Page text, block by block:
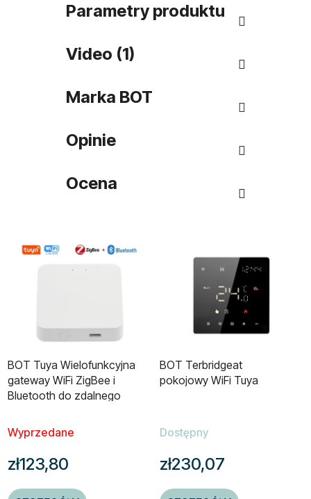
Parametry produktu
Video (1)
Marka BOT
Opinie
Ocena
BOT Tuya Wielofunkcyjna
gateway WiFi ZigBee i
Bluetooth do zdalnego
Wyprzedane
zł123,80
BOT Terbridgeat
pokojowy WiFi Tuya
Dostępny
zł230,07